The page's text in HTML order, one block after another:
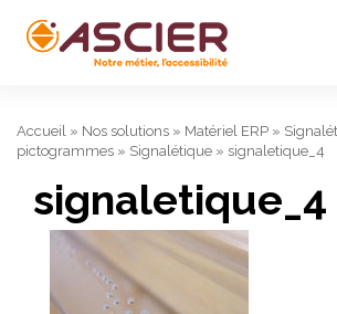
Accueil » Nos solutions » Matériel ERP »
pictogrammes » Signalétique » signaletique_4
signaletique_4